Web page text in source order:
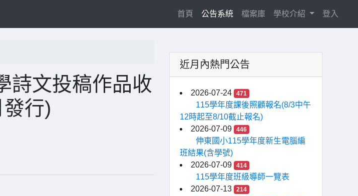
首頁 (current)
公告系統 檔案庫 學校介紹 登入
詩文投稿作品收
行)
近月內熱門公告
2026-07-24 471
115學年度課後照顧報名(8/3中午
12時起至8/10截止報名)
2026-07-09
446
伸東國小115學年度新生電腦編
班結果(含學號)
2026-07-09
414
115學年度班級導師一覽表
2026-07-13
214